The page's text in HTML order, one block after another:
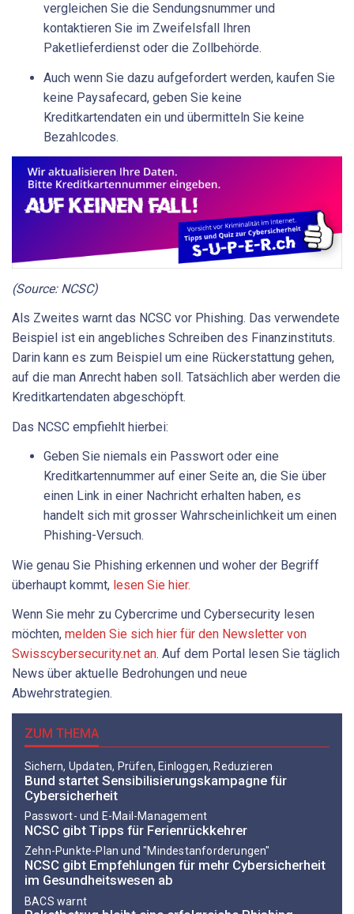
vergleichen Sie die Sendungsnummer und
kontaktieren Sie im Zweifelsfall Ihren
Paketlieferdienst oder die Zollbehörde.
Auch wenn Sie dazu aufgefordert werden, kaufen Sie
keine Paysafecard, geben Sie keine
Kreditkartendaten ein und übermitteln Sie keine
Bezahlcodes.
(Source: NCSC)
Als Zweites warnt das NCSC vor Phishing. Das verwendete
Beispiel ist ein angebliches Schreiben des Finanzinstituts.
Darin kann es zum Beispiel um eine Rückerstattung gehen,
auf die man Anrecht haben soll. Tatsächlich aber werden die
Kreditkartendaten abgeschöpft.
Das NCSC empfiehlt hierbei:
Geben Sie niemals ein Passwort oder eine
Kreditkartennummer auf einer Seite an, die Sie über
einen Link in einer Nachricht erhalten haben, es
handelt sich mit grosser Wahrscheinlichkeit um einen
Phishing-Versuch.
Wie genau Sie Phishing erkennen und woher der Begriff
überhaupt kommt, lesen Sie hier.
Wenn Sie mehr zu Cybercrime und Cybersecurity lesen
möchten, melden Sie sich hier für den Newsletter von
Swisscybersecurity.net an. Auf dem Portal lesen Sie täglich
News über aktuelle Bedrohungen und neue
Abwehrstrategien.
ZUM THEMA
Sichern, Updaten, Prüfen, Einloggen, Reduzieren
Bund startet Sensibilisierungskampagne für
Cybersicherheit
Passwort- und E-Mail-Management
NCSC gibt Tipps für Ferienrückkehrer
Zehn-Punkte-Plan und "Mindestanforderungen"
NCSC gibt Empfehlungen für mehr Cybersicherheit
im Gesundheitswesen ab
BACS warnt